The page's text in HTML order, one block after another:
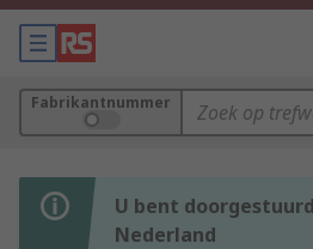
Fabrikantnummer
U bent
Nederland